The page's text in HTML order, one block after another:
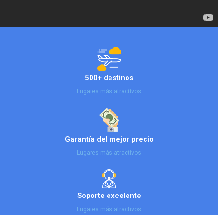
500+ destinos
Lugares más atractivos
Garantía del mejor precio
Lugares más atractivos
Soporte excelente
Lugares más atractivos